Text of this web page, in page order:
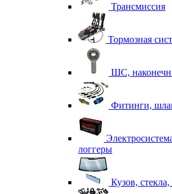
Трансмиссия
Тормозная
ШС,
Фитинги,
логгеры
Кузов, стекла,